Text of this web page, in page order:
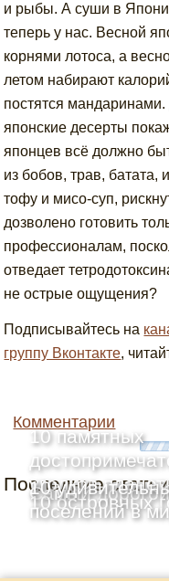
и рыбы. А суши в
теперь у нас. Весной
корнями лотоса, а
летом набирают
постятся
японские десерты
японцев всё должно
из бобов, трав,
тофу и мисо-суп,
дозволено готовить
профессионалам,
отведает
не острые ощущения?
Подписывайтесь на
группу Вконтакте,
Комментарии
Последние
10 памятных
уголков
Самый
10 островных
10
поселений в